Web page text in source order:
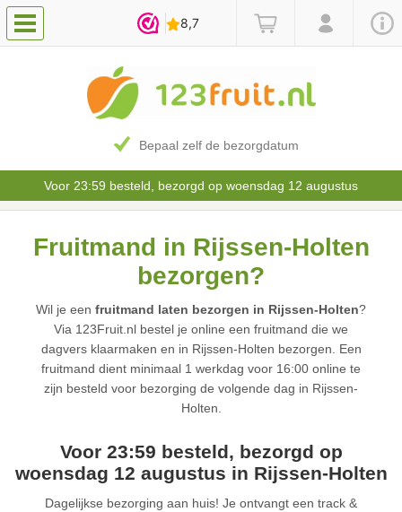
Bepaal zelf de bezorgdatum
Voor 23:59 besteld, bezorgd op woensdag 12 augustus
Fruitmand in Rijssen-Holten
bezorgen?
Wil je een fruitmand laten bezorgen in Rijssen-Holten?
Via 123Fruit.nl bestel je online een fruitmand die we
dagvers klaarmaken en in Rijssen-Holten bezorgen. Een
fruitmand dient minimaal 1 werkdag voor 16:00 online te
zijn besteld voor bezorging de volgende dag in Rijssen-
Holten.
Voor 23:59 besteld, bezorgd op
woensdag 12 augustus in Rijssen-Holten
Dagelijkse bezorging aan huis! Je ontvangt een track &